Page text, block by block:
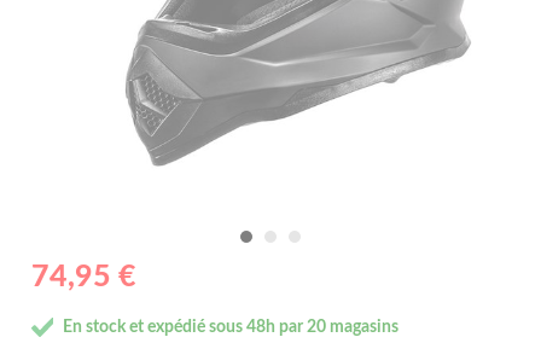
74,95 €
En stock et expédié sous 48h par 20 magasins